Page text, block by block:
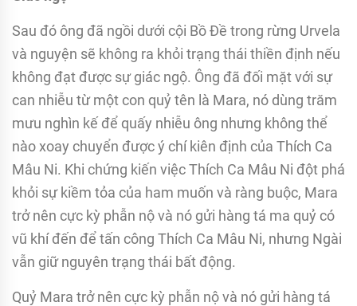
Sau đó ông đã ngồi dưới cội Bồ Đề trong rừng Urvela
và nguyện sẽ không ra khỏi trạng thái thiền định nếu
không đạt được sự giác ngộ. Ông đã đối mặt với sự
can nhiễu từ một con quỷ tên là Mara, nó dùng trăm
mưu nghìn kế để quấy nhiễu ông nhưng không thể
nào xoay chuyển được ý chí kiên định của Thích Ca
Mâu Ni. Khi chứng kiến việc Thích Ca Mâu Ni đột phá
khỏi sự kiềm tỏa của ham muốn và ràng buộc, Mara
trở nên cực kỳ phẫn nộ và nó gửi hàng tá ma quỷ có
vũ khí đến để tấn công Thích Ca Mâu Ni, nhưng Ngài
vẫn giữ nguyên trạng thái bất động.
Quỷ Mara trở nên cực kỳ phẫn nộ và nó gửi hàng tá